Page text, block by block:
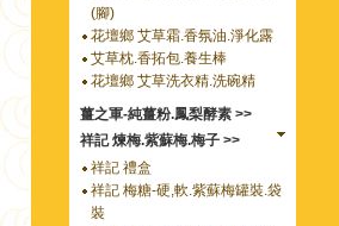
(腳)
花壇鄉 艾草霜.香氛油.淨化露
艾草枕.香拓包.養生棒
花壇鄉 艾草洗衣精.洗碗精
薑之軍-純薑粉.鳳梨酵素 >>
祥記 煉梅.紫蘇梅.梅子 >>
祥記 禮盒
祥記 梅糖-硬,軟.紫蘇梅罐裝.袋
裝